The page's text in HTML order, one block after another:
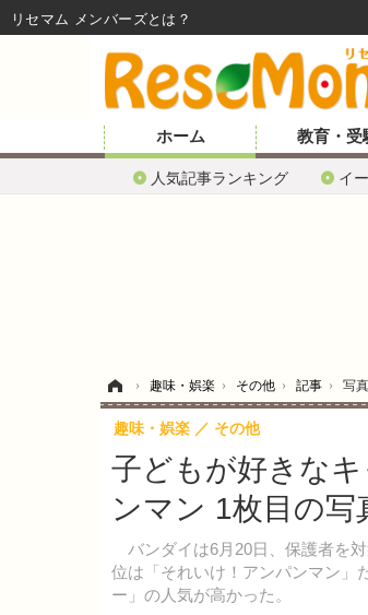
ホーム
人気記事ランキング イ
教育・受
› 趣味・娯楽 › その他 › 記事 › 写
子どもが好きな
ンマン 1枚目の写
バンダイは6月20日、保護者を
位は「それいけ！アンパンマン」
ー」の人気が高かった。
趣味・娯楽 その他
リセマム メンバーズ